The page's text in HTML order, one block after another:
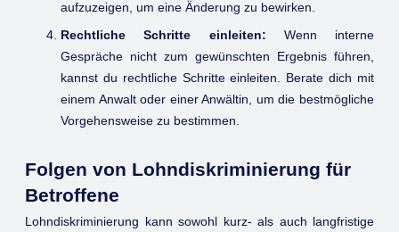
aufzuzeigen, um eine Änderung zu bewirken.
Rechtliche Schritte einleiten: Wenn interne
Gespräche nicht zum gewünschten Ergebnis führen,
kannst du rechtliche Schritte einleiten. Berate dich mit
einem Anwalt oder einer Anwältin, um die bestmögliche
Vorgehensweise zu bestimmen.
Folgen von Lohndiskriminierung für
Betroffene
Lohndiskriminierung kann sowohl kurz- als auch langfristige